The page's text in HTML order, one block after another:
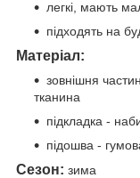
легкі, мають
підходять на
Матеріал:
зовнішня
тканина
підкладка -
підошва -
Сезон: зима